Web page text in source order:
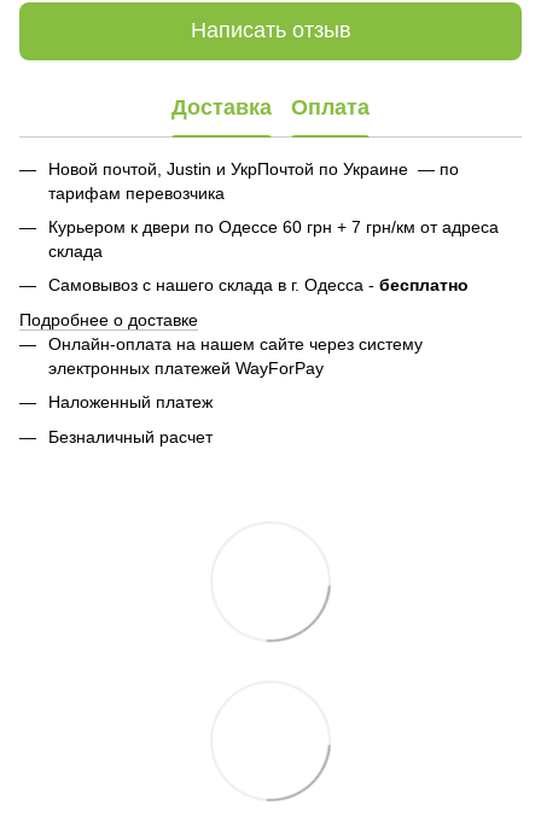
Написать отзыв
Доставка Оплата
Новой почтой, Justin и УкрПочтой по Украине — по
тарифам перевозчика
Курьером к двери по Одессе 60 грн + 7 грн/км от адреса
склада
Самовывоз с нашего склада в г. Одесса - бесплатно
Подробнее о доставке
Онлайн-оплата на нашем сайте через систему
электронных платежей WayForPay
Наложенный платеж
Безналичный расчет